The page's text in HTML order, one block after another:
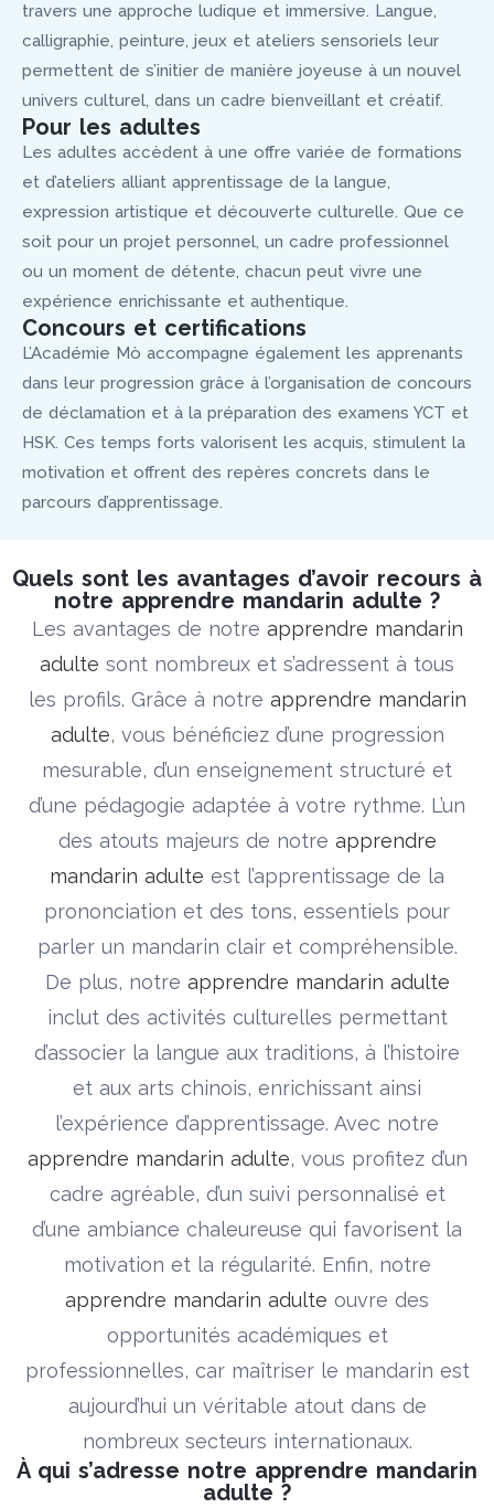
travers une approche ludique et immersive. Langue,
calligraphie, peinture, jeux et ateliers sensoriels leur
permettent de s’initier de manière joyeuse à un nouvel
univers culturel, dans un cadre bienveillant et créatif.
Pour les adultes
Les adultes accèdent à une offre variée de formations
et d’ateliers alliant apprentissage de la langue,
expression artistique et découverte culturelle. Que ce
soit pour un projet personnel, un cadre professionnel
ou un moment de détente, chacun peut vivre une
expérience enrichissante et authentique.
Concours et certifications
L’Académie Mò accompagne également les apprenants
dans leur progression grâce à l’organisation de concours
de déclamation et à la préparation des examens YCT et
HSK. Ces temps forts valorisent les acquis, stimulent la
motivation et offrent des repères concrets dans le
parcours d’apprentissage.
Quels sont les avantages d’avoir recours à
notre apprendre mandarin adulte ?
Les avantages de notre apprendre mandarin
adulte sont nombreux et s’adressent à tous
les profils. Grâce à notre apprendre mandarin
adulte, vous bénéficiez d’une progression
mesurable, d’un enseignement structuré et
d’une pédagogie adaptée à votre rythme. L’un
des atouts majeurs de notre apprendre
mandarin adulte est l’apprentissage de la
prononciation et des tons, essentiels pour
parler un mandarin clair et compréhensible.
De plus, notre apprendre mandarin adulte
inclut des activités culturelles permettant
d’associer la langue aux traditions, à l’histoire
et aux arts chinois, enrichissant ainsi
l’expérience d’apprentissage. Avec notre
apprendre mandarin adulte, vous profitez d’un
cadre agréable, d’un suivi personnalisé et
d’une ambiance chaleureuse qui favorisent la
motivation et la régularité. Enfin, notre
apprendre mandarin adulte ouvre des
opportunités académiques et
professionnelles, car maîtriser le mandarin est
aujourd’hui un véritable atout dans de
nombreux secteurs internationaux.
À qui s’adresse notre apprendre mandarin
adulte ?